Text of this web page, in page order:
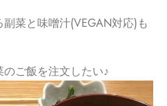
菜と味噌汁(VEGAN対応)も
ご飯を注文したい♪